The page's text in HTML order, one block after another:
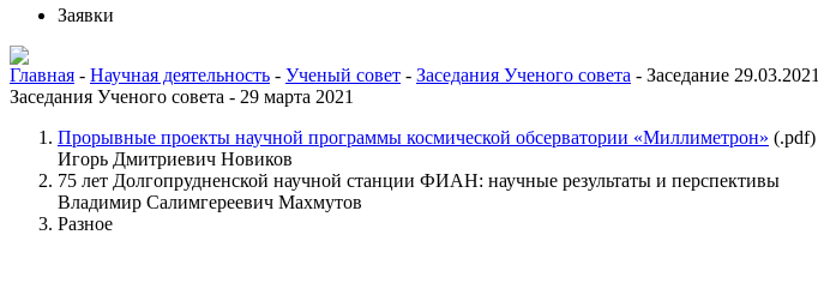
Заявки
Главная - Научная деятельность - Ученый совет - Заседания Ученого совета - Заседание 29.03.2021
Заседания Ученого совета - 29 марта 2021
Прорывные проекты научной программы космической обсерватории «Миллиметрон» (.pdf)
Игорь Дмитриевич Новиков
75 лет Долгопрудненской научной станции ФИАН: научные результаты и перспективы
Владимир Салимгереевич Махмутов
Разное